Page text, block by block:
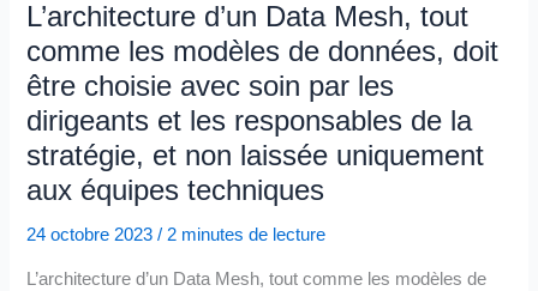
L’architecture d’un Data Mesh, tout
comme les modèles de données, doit
être choisie avec soin par les
dirigeants et les responsables de la
stratégie, et non laissée uniquement
aux équipes techniques
24 octobre 2023/ 2 minutes de lecture
L’architecture d’un Data Mesh, tout comme les modèles de